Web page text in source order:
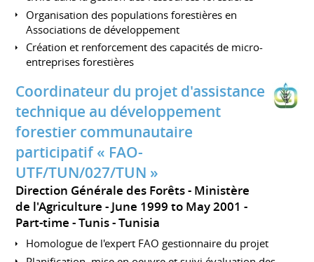
Organisation des populations forestières en
Associations de développement
Création et renforcement des capacités de micro-
entreprises forestières
Coordinateur du projet d'assistance
technique au développement
forestier communautaire
participatif « FAO-
UTF/TUN/027/TUN »
Direction Générale des Forêts - Ministère
de l'Agriculture
June 1999 to May 2001
Part-time
Tunis Tunisia
Homologue de l'expert FAO gestionnaire du projet